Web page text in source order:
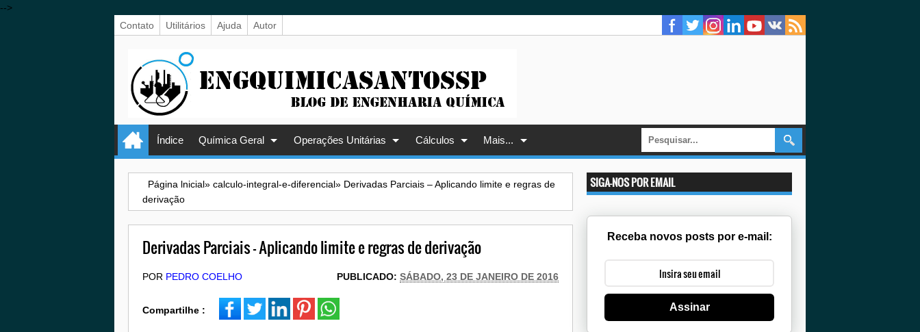
-->
Contato
Utilitários Ajuda Autor
Índice Química Geral Operações Unitárias Cálculos Mais...
Página lnicial» calculo-integral-e-diferencial» Derivadas Parciais – Aplicando limite e regras de
derivação
Derivadas Parciais – Aplicando limite e regras de derivação
POR PEDRO COELHO PUBLICADO: SÁBADO, 23 DE JANEIRO DE 2016
Compartilhe :
SIGA-NOS POR EMAIL
Receba novos posts por e-mail:
Assinar